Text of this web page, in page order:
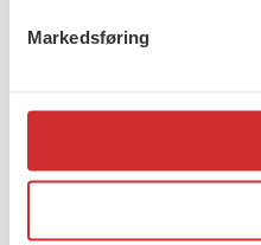
Markedsføring
både
barnet. Dette
og er positivt